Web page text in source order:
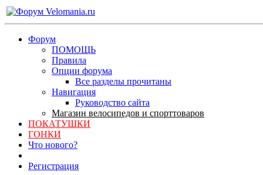
Форум
ПОМОЩЬ
Правила
Опции форума
Все разделы прочитаны
Навигация
Руководство сайта
Магазин велосипедов и спорттоваров
ПОКАТУШКИ
ГОНКИ
Что нового?
Регистрация